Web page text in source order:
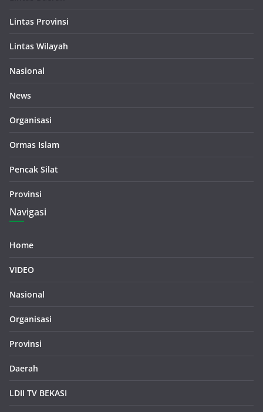
Lintas Provinsi
Lintas Wilayah
Nasional
News
Organisasi
Ormas Islam
Pencak Silat
Provinsi
Navigasi
Home
VIDEO
Nasional
Organisasi
Provinsi
Daerah
LDII TV BEKASI